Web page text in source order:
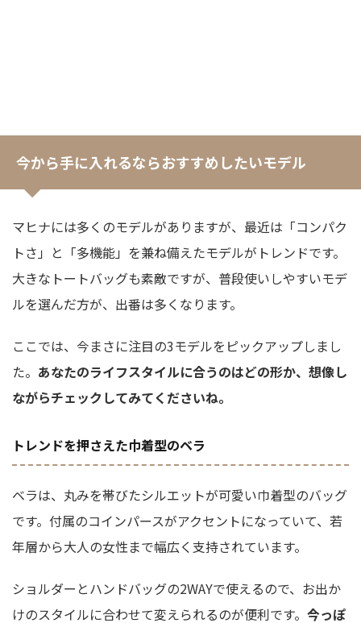
今から手に入れるならおすすめしたいモデル
マヒナには多くのモデルがありますが、最近は「コンパク
トさ」と「多機能」を兼ね備えたモデルがトレンドです。
大きなトートバッグも素敵ですが、普段使いしやすいモデ
ルを選んだ方が、出番は多くなります。
ここでは、今まさに注目の3モデルをピックアップしまし
た。 あなたのライフスタイルに合うのはどの形か、想像し
ながらチェックしてみてくださいね。
トレンドを押さえた巾着型のベラ
ベラは、丸みを帯びたシルエットが可愛い巾着型のバッグ
です。付属のコインパースがアクセントになっていて、若
年層から大人の女性まで幅広く支持されています。
ショルダーとハンドバッグの2WAYで使えるので、お出か
けのスタイルに合わせて変えられるのが便利です。 今っぽ